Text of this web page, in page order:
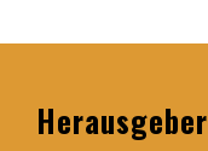
Herausgeber